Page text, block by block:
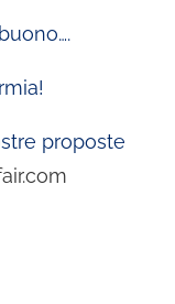
proposte